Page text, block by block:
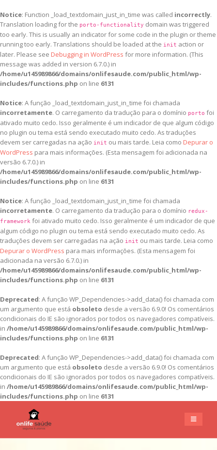
Notice: Function _load_textdomain_just_in_time was called incorrectly.
Translation loading for the porto-functionality domain was triggered
too early. This is usually an indicator for some code in the plugin or theme
running too early. Translations should be loaded at the init action or
later. Please see Debugging in WordPress for more information. (This
message was added in version 6.7.0.) in
/home/u145989866/domains/onlifesaude.com/public_html/wp-
includes/functions.php on line 6131
Notice: A função _load_textdomain_just_in_time foi chamada
incorretamente. O carregamento da tradução para o domínio porto foi
ativado muito cedo. Isso geralmente é um indicador de que algum código
no plugin ou tema está sendo executado muito cedo. As traduções
devem ser carregadas na ação init ou mais tarde. Leia como Depurar o
WordPress para mais informações. (Esta mensagem foi adicionada na
versão 6.7.0.) in
/home/u145989866/domains/onlifesaude.com/public_html/wp-
includes/functions.php on line 6131
Notice: A função _load_textdomain_just_in_time foi chamada
incorretamente. O carregamento da tradução para o domínio redux-
framework foi ativado muito cedo. Isso geralmente é um indicador de que
algum código no plugin ou tema está sendo executado muito cedo. As
traduções devem ser carregadas na ação init ou mais tarde. Leia como
Depurar o WordPress para mais informações. (Esta mensagem foi
adicionada na versão 6.7.0.) in
/home/u145989866/domains/onlifesaude.com/public_html/wp-
includes/functions.php on line 6131
Deprecated: A função WP_Dependencies->add_data() foi chamada com
um argumento que está obsoleto desde a versão 6.9.0! Os comentários
condicionais do IE são ignorados por todos os navegadores compatíveis.
in /home/u145989866/domains/onlifesaude.com/public_html/wp-
includes/functions.php on line 6131
Deprecated: A função WP_Dependencies->add_data() foi chamada com
um argumento que está obsoleto desde a versão 6.9.0! Os comentários
condicionais do IE são ignorados por todos os navegadores compatíveis.
in /home/u145989866/domains/onlifesaude.com/public_html/wp-
includes/functions.php on line 6131